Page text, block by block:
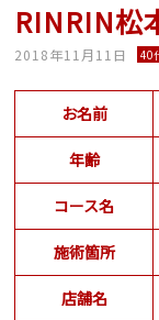
RINRIN松
2018年11月11日 40
お名前
年齢
コース名
施術箇所
店舗名